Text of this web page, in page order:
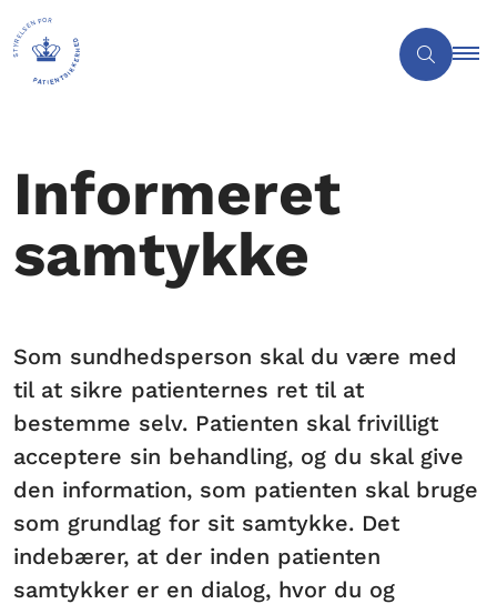
Informeret
samtykke
Som sundhedsperson skal du være med
til at sikre patienternes ret til at
bestemme selv. Patienten skal frivilligt
acceptere sin behandling, og du skal give
den information, som patienten skal bruge
som grundlag for sit samtykke. Det
indebærer, at der inden patienten
samtykker er en dialog, hvor du og